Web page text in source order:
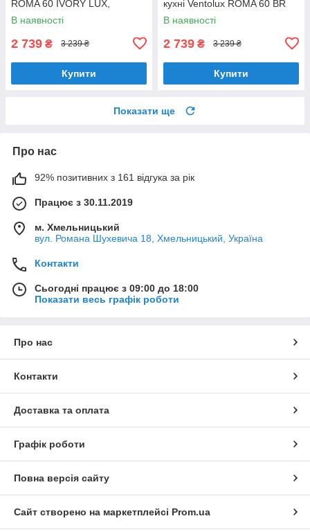
ROMA 60 IVORY LUX,
шириною 60 см, під навісну
шафу
В наявності
2 739 ₴ 3 239 ₴
Купити
кухні Ventolux ROMA 60 BR
LUX, шириною 60 см
В наявності
2 739 ₴ 3 239 ₴
Купити
Показати ще
Про нас
92% позитивних з 161 відгука за рік
Працює з 30.11.2019
м. Хмельницький
вул. Романа Шухевича 18, Хмельницький, Україна
Контакти
Сьогодні працює з 09:00 до 18:00
Показати весь графік роботи
Про нас
Контакти
Доставка та оплата
Графік роботи
Повна версія сайту
Сайт створено на маркетплейсі Prom.ua